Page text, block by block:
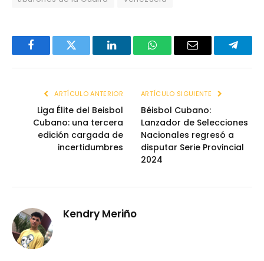
FacebookTwitter LinkedInWhatsAppEmail
ARTÍCULO ANTERIOR
Liga Élite del Beisbol
Cubano: una tercera
edición cargada de
incertidumbres
ARTÍCULO SIGUIENTE
Béisbol Cubano:
Lanzador de Selecciones
Nacionales regresó a
disputar Serie Provincial
2024
Kendry Meriño